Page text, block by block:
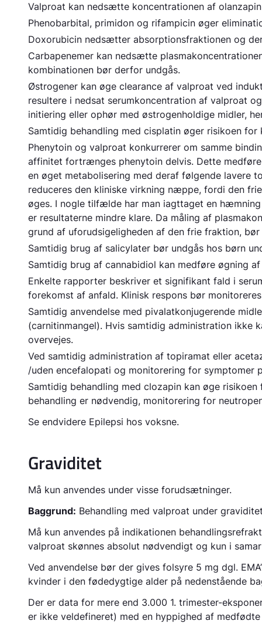
Valproat kan nedsætte koncentrationen af
Phenobarbital, primidon og rifampicin øger
Doxorubicin nedsætter absorptionsfraktionen og
Carbapenemer kan nedsætte
kombinationen bør derfor undgås.
Østrogener kan øge clearance af valproat ved
resultere i nedsat serumkoncentration af valproat
initiering eller ophør med østrogenholdige midler,
Samtidig behandling med cisplatin øger risikoen
Phenytoin og valproat konkurrerer om samme
affinitet fortrænges phenytoin delvis. Dette
en øget metabolisering med deraf følgende lavere
reduceres den kliniske virkning næppe, fordi den
øges. I nogle tilfælde har man iagttaget en
er resultaterne mindre klare. Da måling af
grund af uforudsigeligheden af den frie fraktion,
Samtidig brug af salicylater bør undgås hos børn
Samtidig brug af cannabidiol kan medføre øgning
Enkelte rapporter beskriver et signifikant fald i
forekomst af anfald. Klinisk respons bør
Samtidig anvendelse med pivalatkonjugerende
(carnitinmangel). Hvis samtidig administration ikke
overvejes.
Ved samtidig administration af topiramat eller
/uden encefalopati og monitorering for symptomer
Samtidig behandling med clozapin kan øge
behandling er nødvendig, monitorering for
Se endvidere Epilepsi hos voksne.
Graviditet
Må kun anvendes under visse forudsætninger.
Baggrund: Behandling med valproat under
Må kun anvendes på indikationen
valproat skønnes absolut nødvendigt og kun i
Ved anvendelse bør der gives folsyre 5 mg dgl.
kvinder i den fødedygtige alder på nedenstående
Der er data for mere end 3.000 1. trimester-
er ikke veldefineret) med en hyppighed af